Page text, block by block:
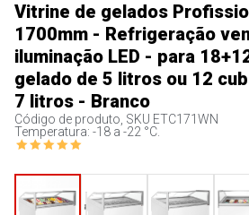
Vitrine de gelados
1700mm - Refrigeração
iluminação LED - para
gelado de 5 litros ou 12
7 litros - Branco
Código de produto, SKU ETC171WN
Temperatura: -18 a -22 °C.